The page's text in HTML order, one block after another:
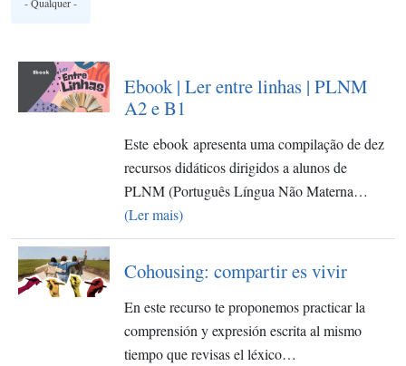
Ebook | Ler entre linhas | PLNM
A2 e B1
Este ebook apresenta uma compilação de dez
recursos didáticos dirigidos a alunos de
PLNM (Português Língua Não Materna…
(Ler mais)
Cohousing: compartir es vivir
En este recurso te proponemos practicar la
comprensión y expresión escrita al mismo
tiempo que revisas el léxico…